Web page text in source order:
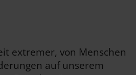
extremer, von Menschen
auf unserem